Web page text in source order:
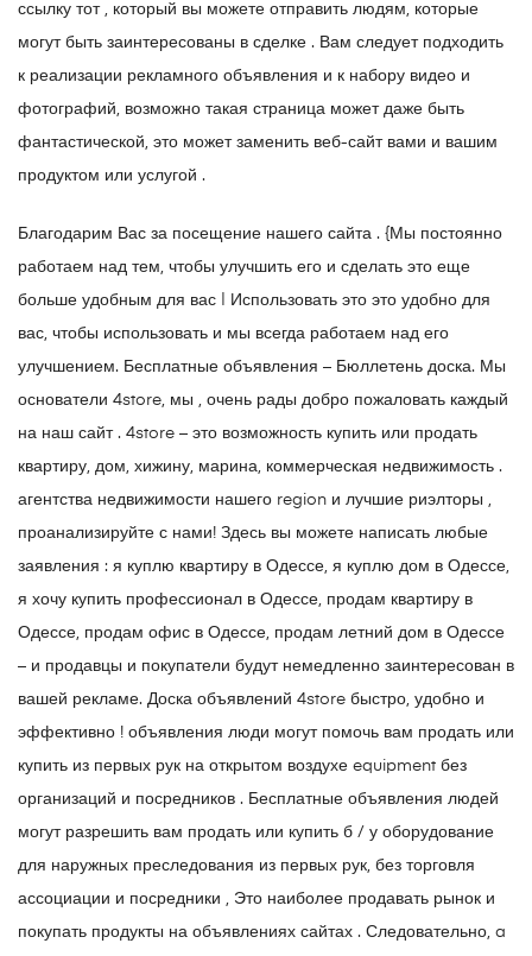
ссылку тот , который вы можете отправить людям, которые
могут быть заинтересованы в сделке . Вам следует подходить
к реализации рекламного объявления и к набору видео и
фотографий, возможно такая страница может даже быть
фантастической, это может заменить веб-сайт вами и вашим
продуктом или услугой .
Благодарим Вас за посещение нашего сайта . {Мы постоянно
работаем над тем, чтобы улучшить его и сделать это еще
больше удобным для вас | Использовать это это удобно для
вас, чтобы использовать и мы всегда работаем над его
улучшением. Бесплатные объявления – Бюллетень доска. Мы
основатели 4store, мы , очень рады добро пожаловать каждый
на наш сайт . 4store – это возможность купить или продать
квартиру, дом, хижину, марина, коммерческая недвижимость .
агентства недвижимости нашего region и лучшие риэлторы ,
проанализируйте с нами! Здесь вы можете написать любые
заявления : я куплю квартиру в Одессе, я куплю дом в Одессе,
я хочу купить профессионал в Одессе, продам квартиру в
Одессе, продам офис в Одессе, продам летний дом в Одессе
– и продавцы и покупатели будут немедленно заинтересован в
вашей рекламе. Доска объявлений 4store быстро, удобно и
эффективно ! объявления люди могут помочь вам продать или
купить из первых рук на открытом воздухе equipment без
организаций и посредников . Бесплатные объявления людей
могут разрешить вам продать или купить б / у оборудование
для наружных преследования из первых рук, без торговля
ассоциации и посредники , Это наиболее продавать рынок и
покупать продукты на объявлениях сайтах . Следовательно, a